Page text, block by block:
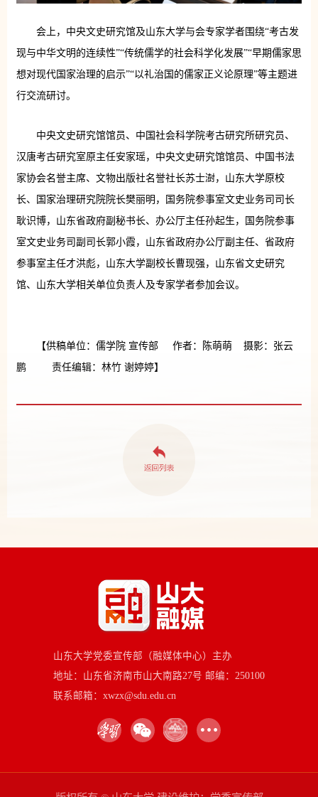
会上，中央文史研究馆及山东大学与会专家学者围绕“考古发
现与中华文明的连续性”“传统儒学的社会科学化发展”“早期儒家思
想对现代国家治理的启示”“以礼治国的儒家正义论原理”等主题进
行交流研讨。
中央文史研究馆馆员、中国社会科学院考古研究所研究员、
汉唐考古研究室原主任安家瑶，中央文史研究馆馆员、中国书法
家协会名誉主席、文物出版社名誉社长苏士澍，山东大学原校
长、国家治理研究院院长樊丽明，国务院参事室文史业务司司长
耿识博，山东省政府副秘书长、办公厅主任孙起生，国务院参事
室文史业务司副司长郭小霞，山东省政府办公厅副主任、省政府
参事室主任才洪彪，山东大学副校长曹现强，山东省文史研究
馆、山东大学相关单位负责人及专家学者参加会议。
【供稿单位：儒学院 宣传部 作者：陈萌萌 摄影：张云
鹏 责任编辑：林竹 谢婷婷】
山东大学党委宣传部（融媒体中心）主办
地址：山东省济南市山大南路27号 邮编：250100
联系邮箱：xwzx@sdu.edu.cn